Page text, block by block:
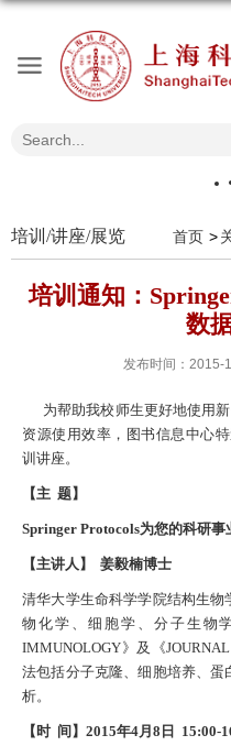
首页
培训/讲座/展览
培训通知：
数
发布时间：2015-
为帮助我校师生更好地使用
资源使用效率，图书信息中心
训讲座。
【主 题】
Springer Protocols为您的科研事
【主讲人】 姜毅楠博士
清华大学生命科学学院结构生
物化学、细胞学、分子生物
IMMUNOLOGY》及《
法包括分子克隆、细胞培养、
析。
【时 间】 2015年4月 8 日 15:00-